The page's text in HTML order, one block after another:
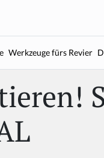
Werkzeuge fürs Revier